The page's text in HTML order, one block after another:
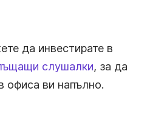
да инвестирате в
слушалки, за да
офиса ви напълно.